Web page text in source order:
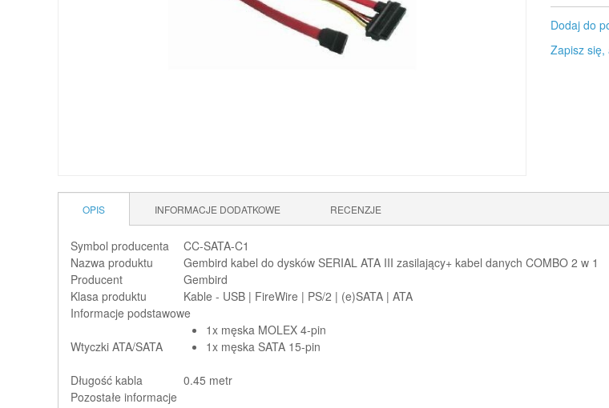
Dodaj do
Zapisz się,
OPIS INFORMACJE DODATKOWE RECENZJE
Symbol producenta
CC-SATA-C1
Nazwa produktu
Gembird kabel do dysków SERIAL ATA III zasilający+ kabel danych COMBO 2 w 1
Producent
Gembird
Klasa produktu
Kable - USB | FireWire | PS/2 | (e)SATA | ATA
Informacje podstawowe
Wtyczki ATA/SATA
1x męska MOLEX 4-pin
1x męska SATA 15-pin
Długość kabla
0.45 metr
Pozostałe informacje